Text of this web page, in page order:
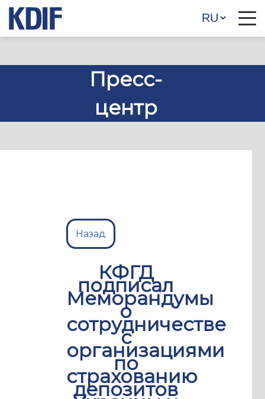
Пресс-
центр
Назад
КФГД
подписал
Меморандумы
о
сотрудничестве
с
организациями
по
страхованию
депозитов